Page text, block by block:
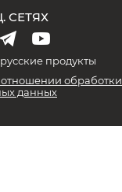
СЕТЯХ
продукты
обработки
данных